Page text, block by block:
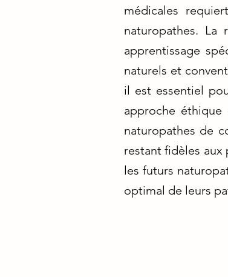
médicales
naturopathes.
apprentissage
naturels et
il est essentiel
approche éthique
naturopathes de
restant fidèles
les futurs
optimal de leurs